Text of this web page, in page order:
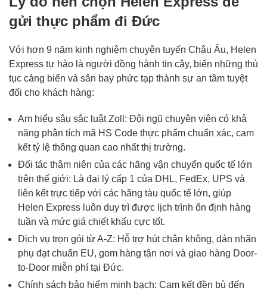
gửi thực phẩm đi Đức
Với hơn 9 năm kinh nghiệm chuyên tuyến Châu Âu, Helen
Express tự hào là người đồng hành tin cậy, biến những thủ
tục cảng biển và sân bay phức tạp thành sự an tâm tuyệt
đối cho khách hàng:
Am hiểu sâu sắc luật Zoll: Đội ngũ chuyên viên có khả
năng phân tích mã HS Code thực phẩm chuẩn xác, cam
kết tỷ lệ thông quan cao nhất thị trường.
Đối tác thâm niên của các hãng vận chuyển quốc tế lớn
trên thế giới: Là đại lý cấp 1 của DHL, FedEx, UPS và
liên kết trực tiếp với các hãng tàu quốc tế lớn, giúp
Helen Express luôn duy trì được lịch trình ổn định hàng
tuần và mức giá chiết khấu cực tốt.
Dịch vụ trọn gói từ A-Z: Hỗ trợ hút chân không, dán nhãn
phụ đạt chuẩn EU, gom hàng tận nơi và giao hàng Door-
to-Door miễn phí tại Đức.
Chính sách bảo hiểm minh bạch: Cam kết đền bù đến